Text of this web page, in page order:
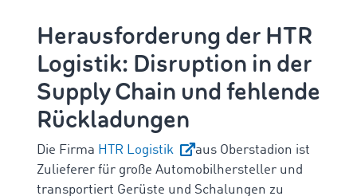
Herausforderung der HTR
Logistik: Disruption in der
Supply Chain und fehlende
Rückladungen
Die Firma HTR Logistik
aus Oberstadion ist
Zulieferer für große Automobilhersteller und
transportiert Gerüste und Schalungen zu